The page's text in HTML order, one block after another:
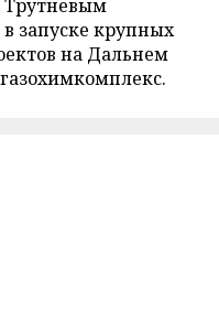
в запуске крупных
на Дальнем